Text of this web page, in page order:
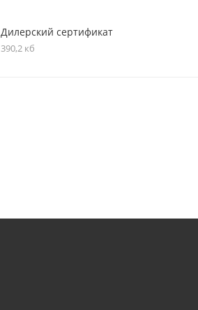
Дилерский сертификат
390,2 кб